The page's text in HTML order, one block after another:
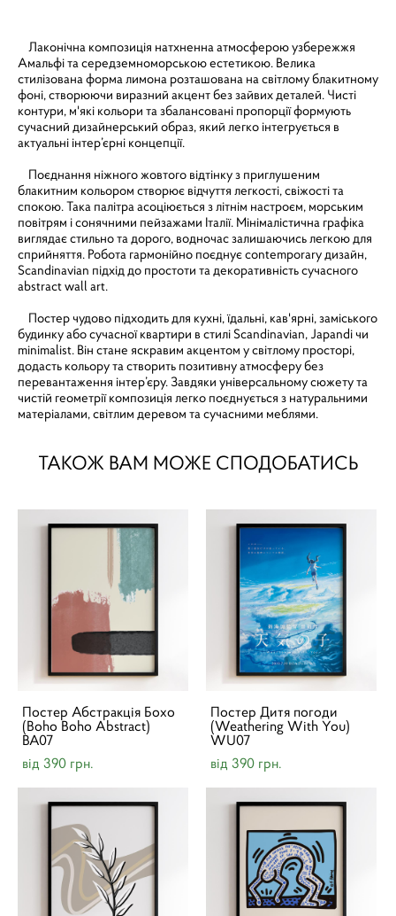
Лаконічна композиція натхненна атмосферою узбережжя
Амальфі та середземноморською естетикою. Велика
стилізована форма лимона розташована на світлому блакитному
фоні, створюючи виразний акцент без зайвих деталей. Чисті
контури, м'які кольори та збалансовані пропорції формують
сучасний дизайнерський образ, який легко інтегрується в
актуальні інтер’єрні концепції.
Поєднання ніжного жовтого відтінку з приглушеним
блакитним кольором створює відчуття легкості, свіжості та
спокою. Така палітра асоціюється з літнім настроєм, морським
повітрям і сонячними пейзажами Італії. Мінімалістична графіка
виглядає стильно та дорого, водночас залишаючись легкою для
сприйняття. Робота гармонійно поєднує contemporary дизайн,
Scandinavian підхід до простоти та декоративність сучасного
abstract wall art.
Постер чудово підходить для кухні, їдальні, кав'ярні, заміського
будинку або сучасної квартири в стилі Scandinavian, Japandi чи
minimalist. Він стане яскравим акцентом у світлому просторі,
додасть кольору та створить позитивну атмосферу без
перевантаження інтер’єру. Завдяки універсальному сюжету та
чистій геометрії композиція легко поєднується з натуральними
матеріалами, світлим деревом та сучасними меблями.
ТАКОЖ ВАМ МОЖЕ СПОДОБАТИСЬ
Постер Абстракція Бохо
(Boho Boho Abstract)
BA07
від 390 грн.
Постер Дитя погоди
(Weathering With You)
WU07
від 390 грн.